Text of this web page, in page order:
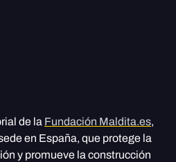
de la Fundación Maldita.es,
en España, que protege la
y promueve la construcción